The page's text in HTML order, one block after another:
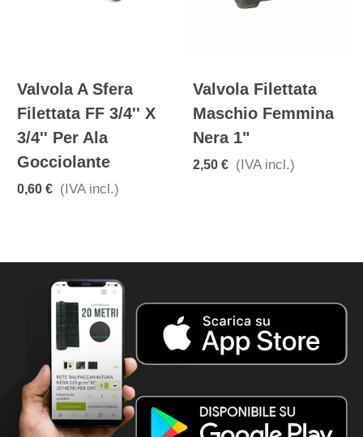
Valvola A Sfera
Filettata FF 3/4'' X
3/4'' Per Ala
Gocciolante
0,60 € (IVA incl.)
Valvola Filettata
Maschio Femmina
Nera 1"
2,50 € (IVA incl.)